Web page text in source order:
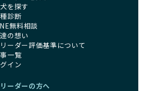
小限に抑えた繁殖計画、栄養バランスが
犬がのびのびと動ける適度な運動環境、
した健康管理まで徹底しています。
を通じてお迎えする子犬は、元
を切れることが大きな魅力です。
庭でのしつけをスムーズにする重要なポ
のブリーダーは、母犬や兄弟
能力を身につけられるよう育てていま
第一にした繁殖を心がけています。
重視」の詳細はこちら
を終えたワンちゃんたちのことを指しま
引退犬も家族の一員として、彼らの幸せ
渡するなど、ワンちゃんが幸せに暮らせ
を探す
診断
無料相談
の想い
ーダー評価基準について
一覧
イン
ーダーの方へ